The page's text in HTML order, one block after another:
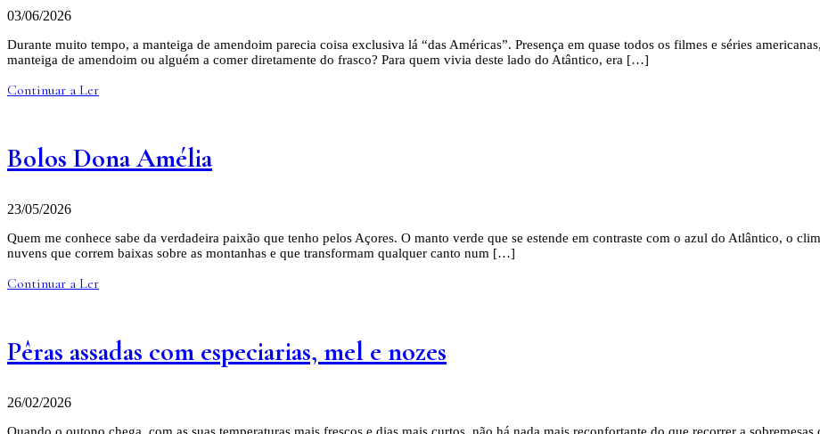
03/06/2026
Durante muito tempo, a manteiga de amendoim parecia coisa exclusiva lá “das Américas”. Presença em quase todos os filmes e séries
manteiga de amendoim ou alguém a comer diretamente do frasco? Para quem vivia deste lado do Atântico, era […]
Continuar a Ler
Bolos Dona Amélia
23/05/2026
Quem me conhece sabe da verdadeira paixão que tenho pelos Açores. O manto verde que se estende em contraste com o azul do Atlântico, o
nuvens que correm baixas sobre as montanhas e que transformam qualquer canto num […]
Continuar a Ler
Pêras assadas com especiarias, mel e nozes
26/02/2026